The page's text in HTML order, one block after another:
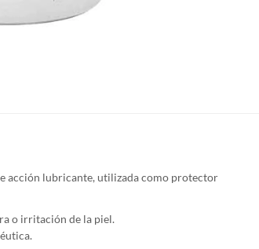
acción lubricante, utilizada como protector
o irritación de la piel.